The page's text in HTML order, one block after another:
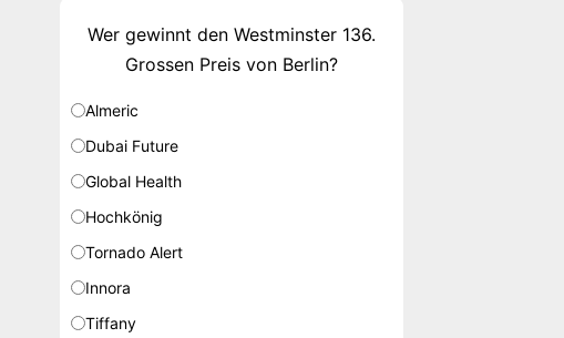
Wer gewinnt den Westminster 136.
Grossen Preis von Berlin?
Almeric
Dubai Future
Global Health
Hochkönig
Tornado Alert
Innora
Tiffany